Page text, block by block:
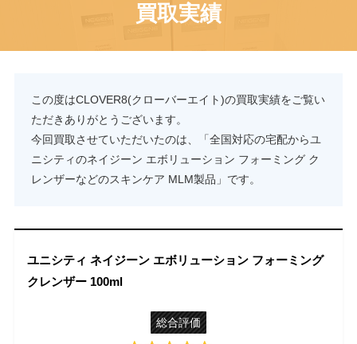
買取実績
この度はCLOVER8(クローバーエイト)の買取実績をご覧い
ただきありがとうございます。
今回買取させていただいたのは、「全国対応の宅配からユ
ニシティのネイジーン エボリューション フォーミング ク
レンザーなどのスキンケア MLM製品」です。
ユニシティ ネイジーン エボリューション フォーミング
クレンザー 100ml
総合評価